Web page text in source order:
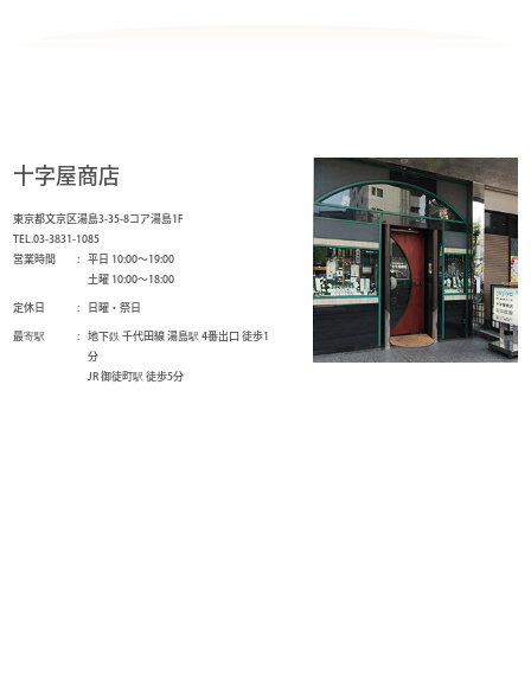
十字屋商店
東京都文京区湯島3-35-8コア湯島1F
TEL.03-3831-1085
営業時間
平日 10:00～19:00
土曜 10:00～18:00
定休日
日曜・祭日
最寄駅
地下鉄 千代田線 湯島駅 4番出口 徒歩1
分
JR 御徒町駅 徒歩5分